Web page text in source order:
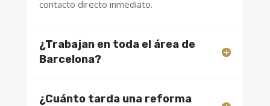
contacto directo inmediato.
¿Trabajan en toda el área de
Barcelona?
¿Cuánto tarda una reforma